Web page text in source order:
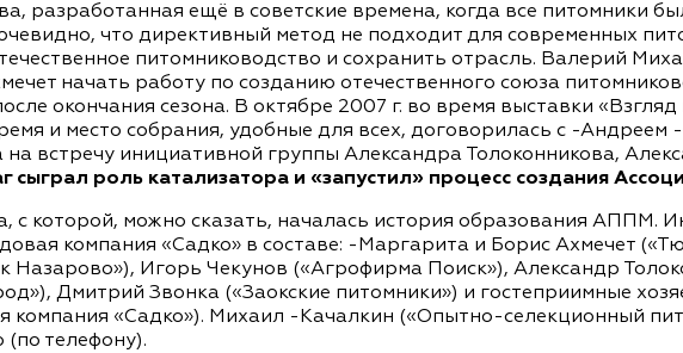
разработанная ещё в советские времена, когда все питомники
что директивный метод не подходит для современных
питомниководство и сохранить отрасль. Валерий
начать работу по созданию отечественного союза
окончания сезона. В октябре 2007 г. во время выставки
и место собрания, удобные для всех, договорилась с -
на встречу инициативной группы Александра Толоконникова,
сыграл роль катализатора и «запустил» процесс создания
с которой, можно сказать, началась история образования АППМ.
компания «Садко» в составе: -Маргарита и Борис Ахмечет
Назарово»), Игорь Чекунов («Агрофирма Поиск»), Александр
Дмитрий Звонка («Заокские питомники») и гостеприимные
«Садко»). Михаил -Качалкин («Опытно-селекционный
телефону).